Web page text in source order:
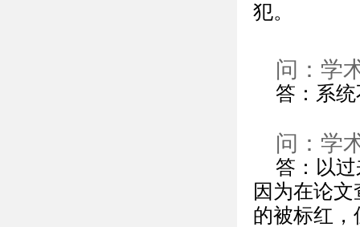
犯。
问：学
答：系
问：学
答：以
因为在论
的被标红